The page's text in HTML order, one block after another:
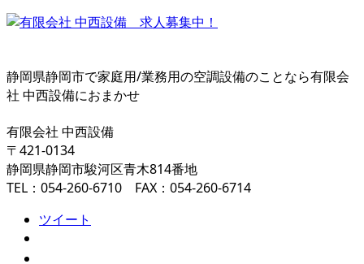
静岡県静岡市で家庭用/業務用の空調設備のことなら有限会
社 中西設備におまかせ
有限会社 中西設備
〒421-0134
静岡県静岡市駿河区青木814番地
TEL：054-260-6710 FAX：054-260-6714
ツイート